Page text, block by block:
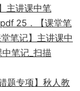
主讲课中笔
25．【课堂笔
笔记】主讲课中
笔记_扫描
题专项】秋人教